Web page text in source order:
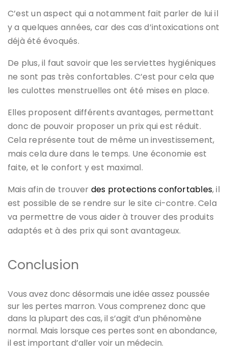
C’est un aspect qui a notamment fait parler de lui il
y a quelques années, car des cas d’intoxications ont
déjà été évoqués.
De plus, il faut savoir que les serviettes hygiéniques
ne sont pas très confortables. C’est pour cela que
les culottes menstruelles ont été mises en place.
Elles proposent différents avantages, permettant
donc de pouvoir proposer un prix qui est réduit.
Cela représente tout de même un investissement,
mais cela dure dans le temps. Une économie est
faite, et le confort y est maximal.
Mais afin de trouver des protections confortables, il
est possible de se rendre sur le site ci-contre. Cela
va permettre de vous aider à trouver des produits
adaptés et à des prix qui sont avantageux.
Conclusion
Vous avez donc désormais une idée assez poussée
sur les pertes marron. Vous comprenez donc que
dans la plupart des cas, il s’agit d’un phénomène
normal. Mais lorsque ces pertes sont en abondance,
il est important d’aller voir un médecin.